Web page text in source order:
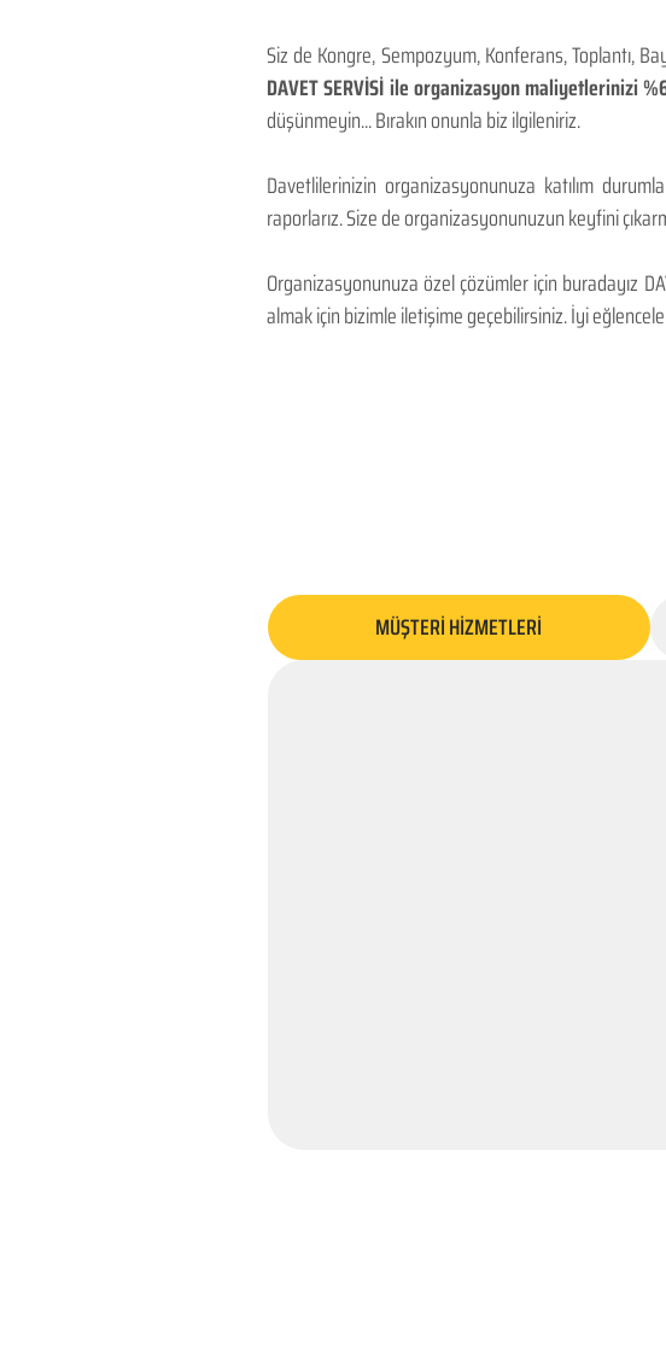
Siz de Kongre, Sempozyum, Konferans, Toplantı,
DAVET SERVİSİ ile organizasyon maliyetlerinizi
düşünmeyin... Bırakın onunla biz ilgileniriz.
Davetlilerinizin organizasyonunuza katılım
raporlarız. Size de organizasyonunuzun keyfini
Organizasyonunuza özel çözümler için buradayız
almak için bizimle iletişime geçebilirsiniz. İyi
MÜŞTERİ HİZMETLERİ